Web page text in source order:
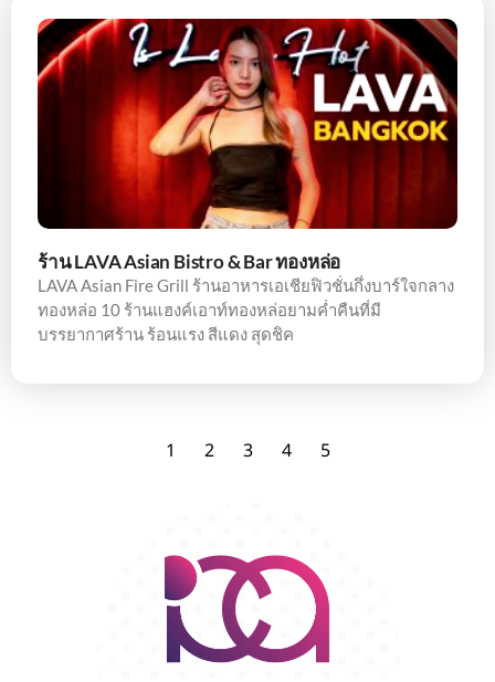
ร้าน LAVA Asian Bistro & Bar ทองหล่อ
LAVA Asian Fire Grill ร้านอาหารเอเชียฟิวชั่นกึ่งบาร์ใจกลาง
ทองหล่อ 10 ร้านแฮงค์เอาท์ทองหล่อยามค่ำคืนที่มี
บรรยากาศร้าน ร้อนแรง สีแดง สุดชิค
1 2 3 4 5